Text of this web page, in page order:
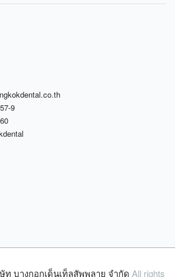
9
ท บางกอกเด็นเท็ลสัพพลาย จำกัด All rights